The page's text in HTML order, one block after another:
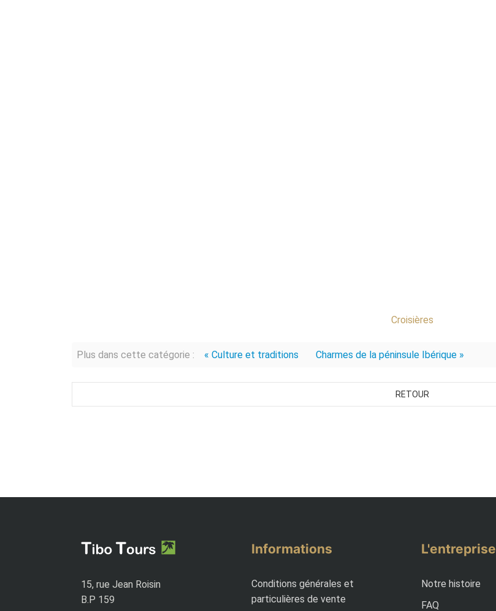
Croisières
Plus dans cette catégorie : « Culture et traditions Charmes de la péninsule Ibérique »
RETOUR
15, rue Jean Roisin
B.P 159
Informations
Conditions générales et
particulières de vente
L'entreprise
Notre histoire
FAQ